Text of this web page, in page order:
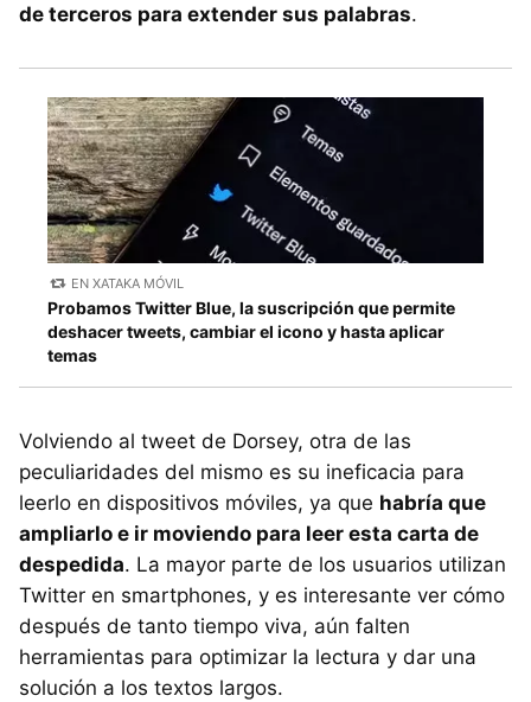
de terceros para extender sus palabras.
EN XATAKA MÓVIL
Probamos Twitter Blue, la suscripción que permite
deshacer tweets, cambiar el icono y hasta aplicar
temas
Volviendo al tweet de Dorsey, otra de las
peculiaridades del mismo es su ineficacia para
leerlo en dispositivos móviles, ya que habría que
ampliarlo e ir moviendo para leer esta carta de
despedida. La mayor parte de los usuarios utilizan
Twitter en smartphones, y es interesante ver cómo
después de tanto tiempo viva, aún falten
herramientas para optimizar la lectura y dar una
solución a los textos largos.